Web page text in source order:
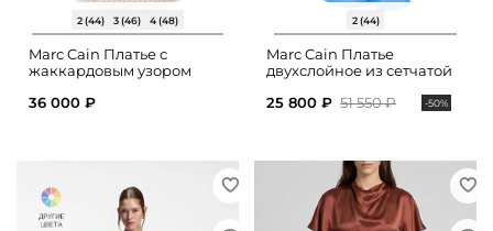
2 (44) 3 (46) 4 (48)
Marc Cain Платье с
жаккардовым узором
36 000 ₽
2 (44)
Marc Cain Платье
двухслойное из сетчатой
25 800 ₽ 51 550 ₽ -50%